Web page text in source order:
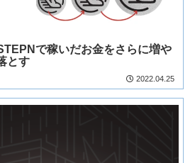
で稼いだお金をさらに増や
とす
2022.04.25